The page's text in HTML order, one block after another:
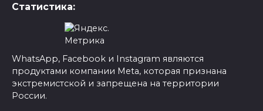
Статистика:
WhatsApp, Facebook и Instagram являются
продуктами компании Meta, которая признана
экстремистской и запрещена на территории
России.